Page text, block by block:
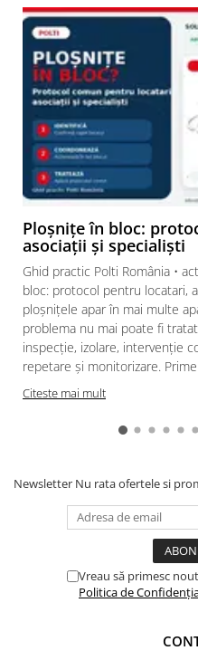
Ploșnițe în bloc:
asociații și specialiști
Ghid practic Polti România •
bloc: protocol pentru locatari,
ploșnițele apar în mai multe
problema nu mai poate fi
inspecție, izolare, intervenție
repetare și monitorizare.
Citeste mai mult
Newsletter Nu rata ofertele si
Vreau să primesc
Politica de